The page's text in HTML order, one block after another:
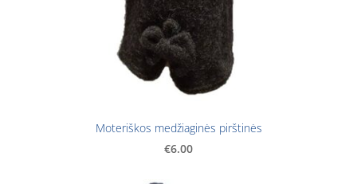
Moteriškos medžiaginės pirštinės
€6.00